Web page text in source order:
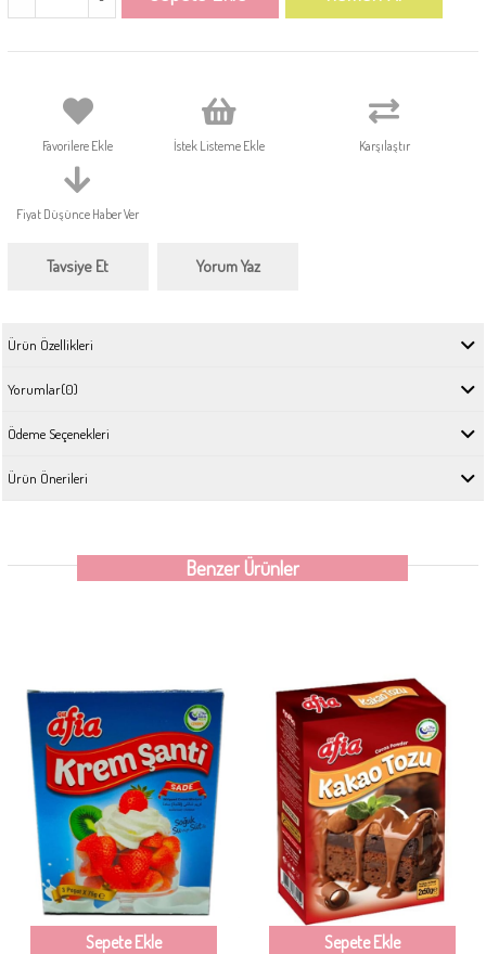
Favorilere Ekle İstek Listeme Ekle Karşılaştır
Fiyat Düşünce Haber Ver
Tavsiye Et Yorum Yaz
Ürün Özellikleri
Yorumlar(0)
Ödeme Seçenekleri
Ürün Önerileri
Benzer Ürünler
Sepete Ekle Sepete Ekle